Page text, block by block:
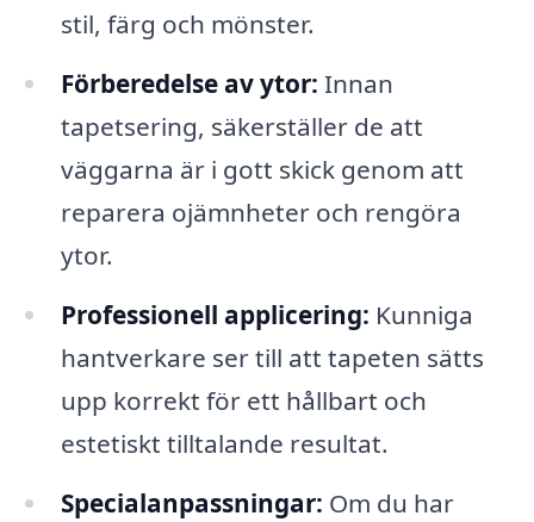
stil, färg och mönster.
Förberedelse av ytor: Innan
tapetsering, säkerställer de att
väggarna är i gott skick genom att
reparera ojämnheter och rengöra
ytor.
Professionell applicering: Kunniga
hantverkare ser till att tapeten sätts
upp korrekt för ett hållbart och
estetiskt tilltalande resultat.
Specialanpassningar: Om du har